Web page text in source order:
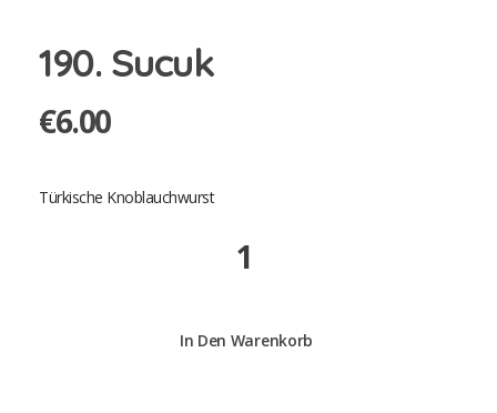
190. Sucuk
€6.00
Türkische Knoblauchwurst
In Den Warenkorb